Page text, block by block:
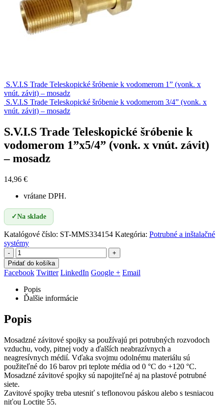
S.V.I.S Trade Teleskopické šróbenie k vodomerom 1” (vonk. x
vnút. závit) – mosadz
S.V.I.S Trade Teleskopické šróbenie k vodomerom 3/4” (vonk. x
vnút. závit) – mosadz
S.V.I.S Trade Teleskopické šróbenie k
vodomerom 1”x5/4” (vonk. x vnút. závit)
– mosadz
14,96 €
vrátane DPH.
✓Na sklade
Katalógové číslo: ST-MMS334154 Kategória: Potrubné a inštalačné
systémy
-
+
Pridať do košíka
Facebook Twitter LinkedIn Google + Email
Popis
Ďalšie informácie
Popis
Mosadzné závitové spojky sa používajú pri potrubných rozvodoch
vzduchu, vody, pitnej vody a ďalších neabrazívnych a
neagresívnych médií. Vďaka svojmu odolnému materiálu sú
použiteľné do 16 barov pri teplote média od 0 °C do +120 °C.
Mosadzné závitové spojky sú napojiteľné aj na plastové potrubné
siete.
Zavitové spojky treba utesniť s teflonovou páskou alebo s tesniacou
niťou Loctite 55.